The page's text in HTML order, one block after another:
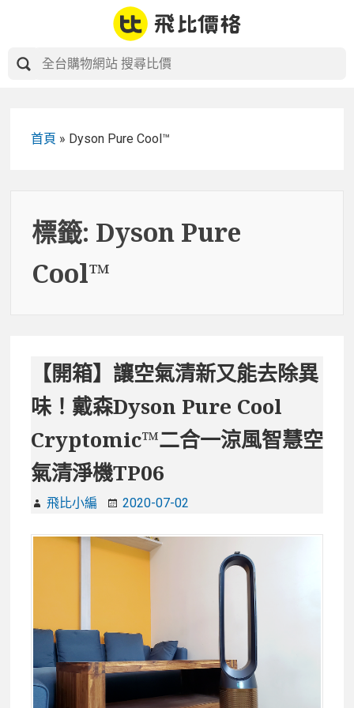
首頁 » Dyson Pure Cool™
標籤: Dyson Pure
Cool™
【開箱】讓空氣清新又能去除異
味！戴森Dyson Pure Cool
Cryptomic™二合一涼風智慧空
氣清淨機TP06
飛比小編 2020-07-02